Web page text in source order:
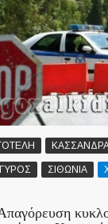
ΣΙΘΩΝΙΑ